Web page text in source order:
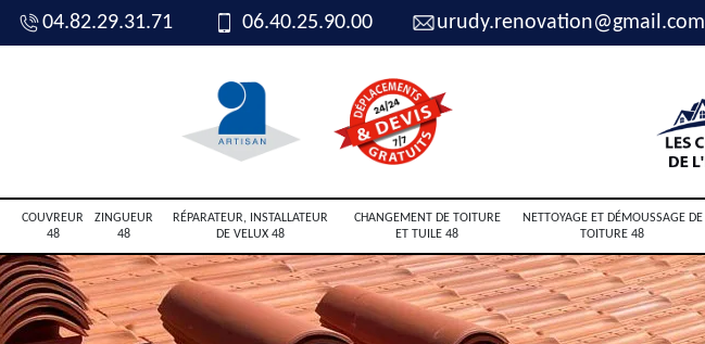
04.82.29.31.71 06.40.25.90.00 urudy.renovation@gmail.com
COUVREUR
48
ZINGUEUR
48
RÉPARATEUR, INSTALLATEUR
DE VELUX 48
CHANGEMENT DE TOITURE
ET TUILE 48
NETTOYAGE ET DÉMOUSSAGE DE
TOITURE 48